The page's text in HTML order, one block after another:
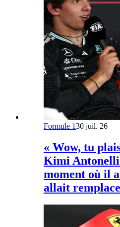
Formule 130 juil. 26
« Wow, tu
Kimi Antonelli
moment où il
allait